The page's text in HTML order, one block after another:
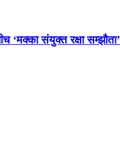
‘मक्का संयुक्त रक्षा सम्झौता’